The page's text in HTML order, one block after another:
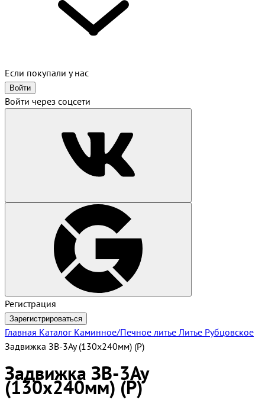
Если покупали у нас
Войти
Войти через соцсети
Регистрация
Зарегистрироваться
Главная Каталог Каминное/Печное литье Литье Рубцовское
Задвижка ЗВ-3Ау (130х240мм) (Р)
Задвижка ЗВ-3Ау
(130х240мм) (Р)